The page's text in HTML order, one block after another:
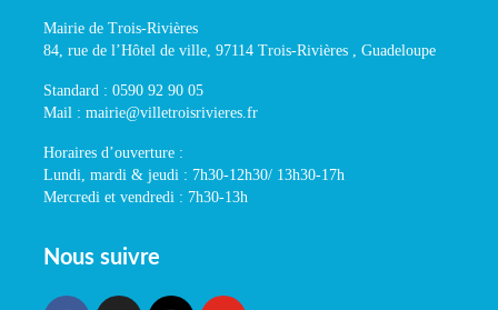
Mairie de Trois-Rivières
84, rue de l’Hôtel de ville, 97114 Trois-Rivières , Guadeloupe
Standard : 0590 92 90 05
Mail : mairie@villetroisrivieres.fr
Horaires d’ouverture :
Lundi, mardi & jeudi : 7h30-12h30/ 13h30-17h
Mercredi et vendredi : 7h30-13h
Nous suivre